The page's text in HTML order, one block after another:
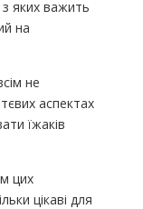
з яких важить
на
не
аспектах
їжаків
цих
цікаві для